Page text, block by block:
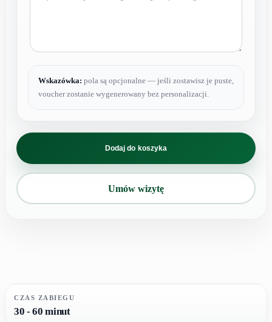
Wskazówka: pola są opcjonalne — jeśli zostawisz je puste,
voucher zostanie wygenerowany bez personalizacji.
ilość
Karnet
radiofrekwencja
Dodaj do koszyka
Umów wizytę
CZAS ZABIEGU
30 - 60 minut